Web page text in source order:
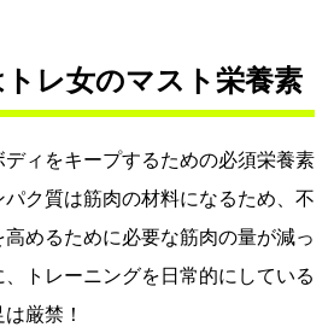
レ女のマスト栄養素
ィをキープするための必須栄養素
ク質は筋肉の材料になるため、不
めるために必要な筋肉の量が減っ
トレーニングを日常的にしている
厳禁！